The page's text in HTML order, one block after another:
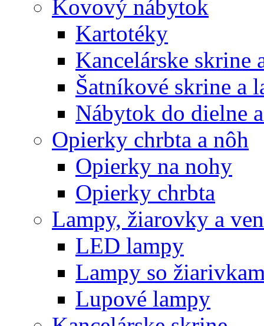
Kovový nábytok
Kartotéky
Kancelárske skrine
Šatníkové skrine a
Nábytok do dielne
Opierky chrbta a nôh
Opierky na nohy
Opierky chrbta
Lampy, žiarovky a
LED lampy
Lampy so
Lupové lampy